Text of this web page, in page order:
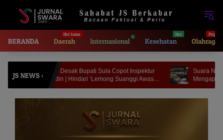
BERANDA Daerah Internasional Kesehatan Olahraga
JS NEWS :
Desak Bupati Sula Copot Inspektur
| Hindari ‘Lemong Suanggi Awasi
Suanggi’
Suara Nyaring dari
Mengapa Nasib Kades
Meja Politisi?